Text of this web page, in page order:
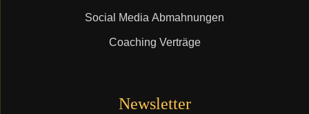
Social Media Abmahnungen
Coaching Verträge
Newsletter